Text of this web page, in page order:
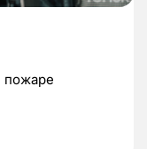
пожаре